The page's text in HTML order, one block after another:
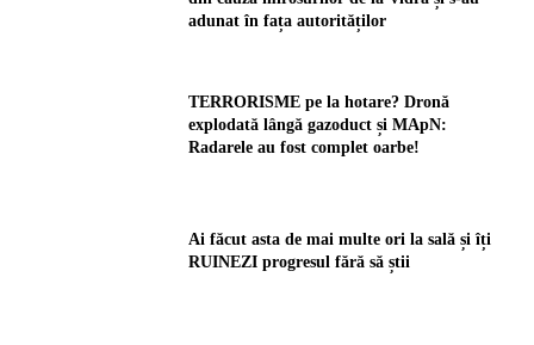
adunat în fața autorităților
TERRORISME pe la hotare? Dronă
explodată lângă gazoduct și MApN:
Radarele au fost complet oarbe!
Ai făcut asta de mai multe ori la sală și îți
RUINEZI progresul fără să știi